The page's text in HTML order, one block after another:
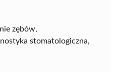
zębów,
stomatologiczna,